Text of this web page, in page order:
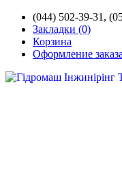
(044) 502-39-31,
Закладки (0)
Корзина
Оформление заказа